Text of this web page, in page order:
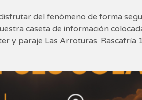
del fenómeno de forma
caseta de información
paraje Las Arroturas. Rascafría